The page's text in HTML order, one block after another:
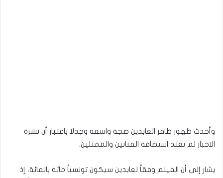
وأحدث ظهور ظافر العابدين ضجة واسعة وجدلا باعتبار أن نشرة
الاخبار لم تعتد استضافة الفنانين والممثلين.
يشار إلى أن الفيلم وفقاً لعابدين سيكون تونسياً مائة بالمائة، إذ